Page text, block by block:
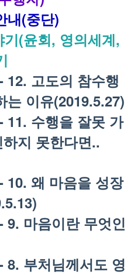
내(중단)
(윤회, 영의세계,
12. 고도의 참수행
는 이유(2019.5.27)
11. 수행을 잘못 가
지 못한다면..
10. 왜 마음을 성장
9. 마음이란 무엇인
8. 부처님께서도 영